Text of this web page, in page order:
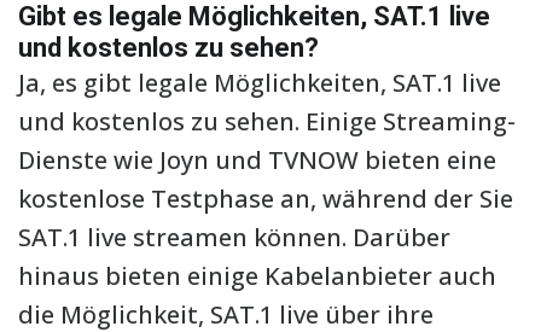
Gibt es legale Möglichkeiten, SAT.1 live
und kostenlos zu sehen?
Ja, es gibt legale Möglichkeiten, SAT.1 live
und kostenlos zu sehen. Einige Streaming-
Dienste wie Joyn und TVNOW bieten eine
kostenlose Testphase an, während der Sie
SAT.1 live streamen können. Darüber
hinaus bieten einige Kabelanbieter auch
die Möglichkeit, SAT.1 live über ihre